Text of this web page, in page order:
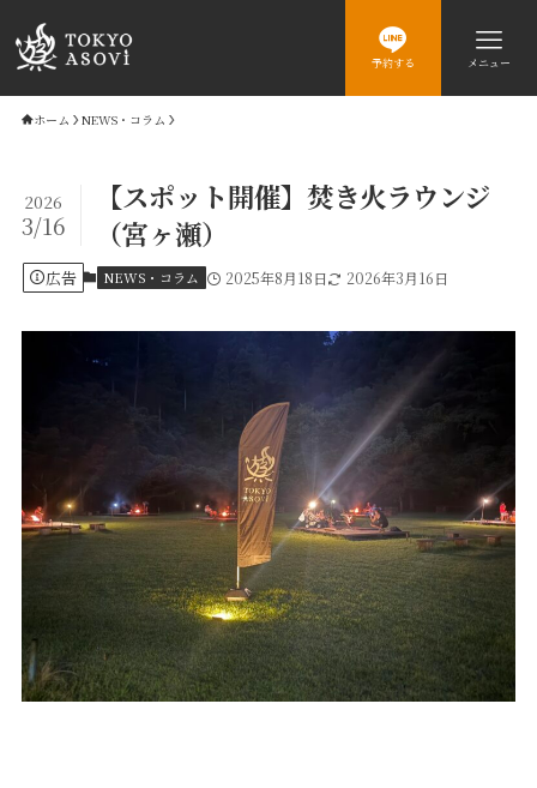
予約する メニュー
ホーム NEWS・コラム
【スポット開催】焚き火ラウンジ
（宮ヶ瀬）
2026
3/16
広告 NEWS・コラム 2025年8月18日 2026年3月16日